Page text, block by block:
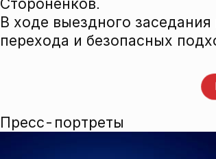
Стороненков.
В ходе выездного
перехода и безопасных
Пресс-портреты